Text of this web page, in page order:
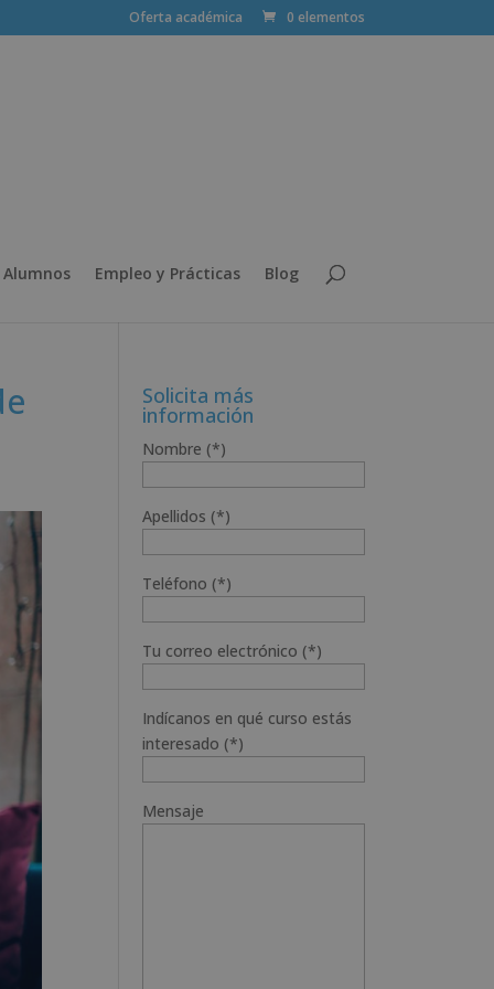
Oferta académica 0 elementos
Empleo y Prácticas Blog
Solicita más
información
Nombre (*)
Apellidos (*)
Teléfono (*)
Tu correo electrónico (*)
Indícanos en qué curso estás
interesado (*)
Mensaje